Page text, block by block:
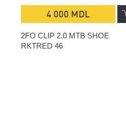
4 000 MDL
2FO CLIP 2.0 MTB SHOE
RKTRED 46